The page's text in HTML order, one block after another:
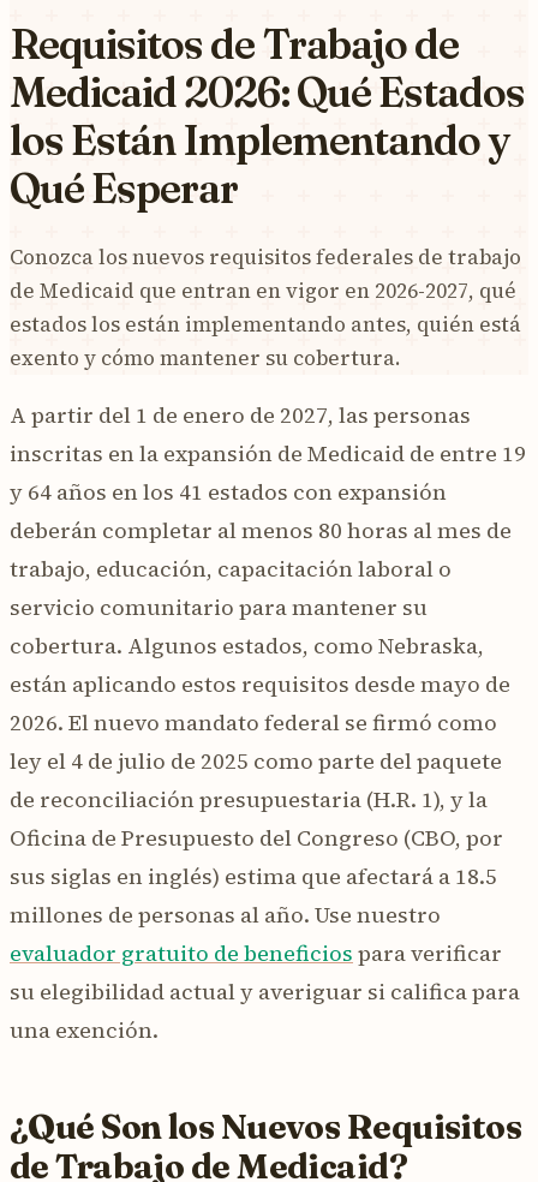
Requisitos de Trabajo de
Medicaid 2026: Qué Estados
los Están Implementando y
Qué Esperar
Conozca los nuevos requisitos federales de trabajo
de Medicaid que entran en vigor en 2026-2027, qué
estados los están implementando antes, quién está
exento y cómo mantener su cobertura.
A partir del 1 de enero de 2027, las personas
inscritas en la expansión de Medicaid de entre 19
y 64 años en los 41 estados con expansión
deberán completar al menos 80 horas al mes de
trabajo, educación, capacitación laboral o
servicio comunitario para mantener su
cobertura. Algunos estados, como Nebraska,
están aplicando estos requisitos desde mayo de
2026. El nuevo mandato federal se firmó como
ley el 4 de julio de 2025 como parte del paquete
de reconciliación presupuestaria (H.R. 1), y la
Oficina de Presupuesto del Congreso (CBO, por
sus siglas en inglés) estima que afectará a 18.5
millones de personas al año. Use nuestro
evaluador gratuito de beneficios para verificar
su elegibilidad actual y averiguar si califica para
una exención.
¿Qué Son los Nuevos Requisitos
de Trabajo de Medicaid?